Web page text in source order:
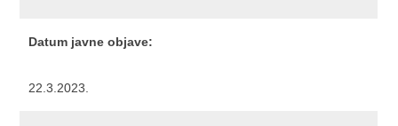
Datum javne objave:
22.3.2023.